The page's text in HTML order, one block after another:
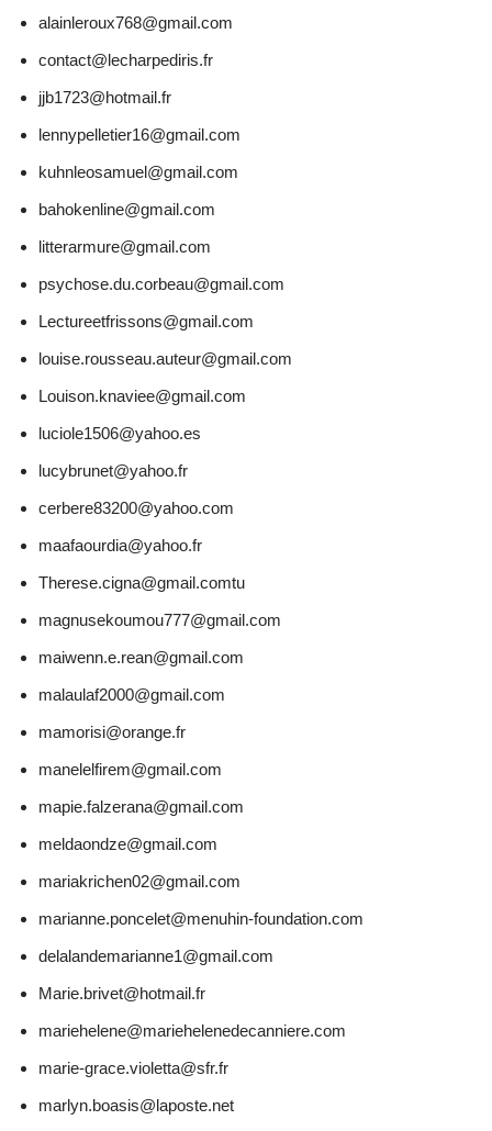
alainleroux768@gmail.com
contact@lecharpediris.fr
jjb1723@hotmail.fr
lennypelletier16@gmail.com
kuhnleosamuel@gmail.com
bahokenline@gmail.com
litterarmure@gmail.com
psychose.du.corbeau@gmail.com
Lectureetfrissons@gmail.com
louise.rousseau.auteur@gmail.com
Louison.knaviee@gmail.com
luciole1506@yahoo.es
lucybrunet@yahoo.fr
cerbere83200@yahoo.com
maafaourdia@yahoo.fr
Therese.cigna@gmail.comtu
magnusekoumou777@gmail.com
maiwenn.e.rean@gmail.com
malaulaf2000@gmail.com
mamorisi@orange.fr
manelelfirem@gmail.com
mapie.falzerana@gmail.com
meldaondze@gmail.com
mariakrichen02@gmail.com
marianne.poncelet@menuhin-foundation.com
delalandemarianne1@gmail.com
Marie.brivet@hotmail.fr
mariehelene@mariehelenedecanniere.com
marie-grace.violetta@sfr.fr
marlyn.boasis@laposte.net